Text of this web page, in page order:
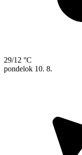
29/12 °C
pondelok 10. 8.